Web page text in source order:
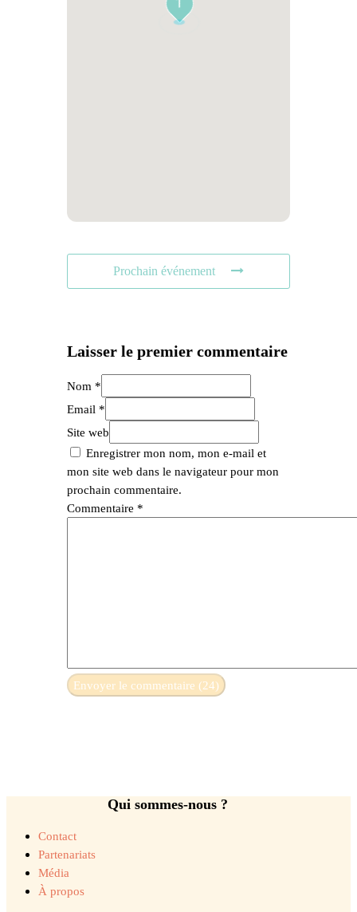
Prochain événement
Laisser le premier commentaire
Nom *
Email *
Site web
Enregistrer mon nom, mon e-mail et
mon site web dans le navigateur pour mon
prochain commentaire.
Commentaire *
Qui sommes-nous ?
Contact
Partenariats
Média
À propos